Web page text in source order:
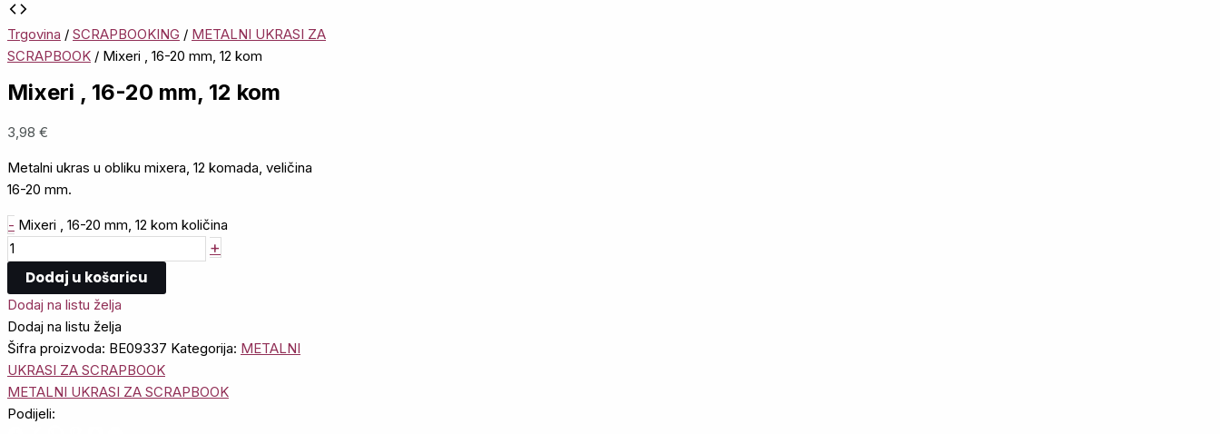
Trgovina / SCRAPBOOKING / METALNI UKRASI ZA
SCRAPBOOK / Mixeri , 16-20 mm, 12 kom
Mixeri , 16-20 mm, 12 kom
3,98 €
Metalni ukras u obliku mixera, 12 komada, veličina
16-20 mm.
- Mixeri , 16-20 mm, 12 kom količina
+
Dodaj u košaricu
Dodaj na listu želja
Dodaj na listu želja
Šifra proizvoda: BE09337 Kategorija: METALNI
UKRASI ZA SCRAPBOOK
METALNI UKRASI ZA SCRAPBOOK
Podijeli: